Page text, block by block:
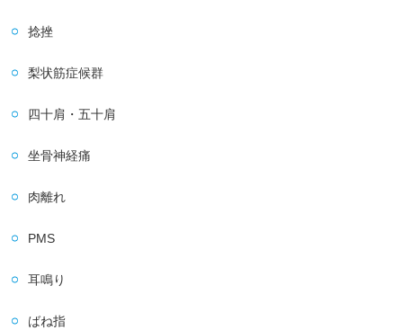
捻挫
梨状筋症候群
四十肩・五十肩
坐骨神経痛
肉離れ
PMS
耳鳴り
ばね指